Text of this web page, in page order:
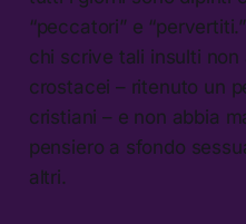
“peccatori” e
chi scrive tali insulti non
crostacei – ritenuto un
cristiani – e non abbia
pensiero a sfondo
altri.